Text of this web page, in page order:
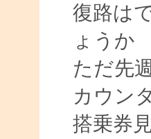
復路は
ょうか
ただ先
カウン
搭乗券